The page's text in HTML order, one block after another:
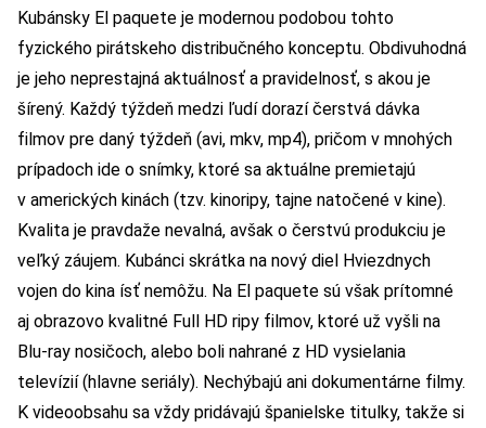
Kubánsky El paquete je modernou podobou tohto
fyzického pirátskeho distribučného konceptu. Obdivuhodná
je jeho neprestajná aktuálnosť a pravidelnosť, s akou je
šírený. Každý týždeň medzi ľudí dorazí čerstvá dávka
filmov pre daný týždeň (avi, mkv, mp4), pričom v mnohých
prípadoch ide o snímky, ktoré sa aktuálne premietajú
v amerických kinách (tzv. kinoripy, tajne natočené v kine).
Kvalita je pravdaže nevalná, avšak o čerstvú produkciu je
veľký záujem. Kubánci skrátka na nový diel Hviezdnych
vojen do kina ísť nemôžu. Na El paquete sú však prítomné
aj obrazovo kvalitné Full HD ripy filmov, ktoré už vyšli na
Blu-ray nosičoch, alebo boli nahrané z HD vysielania
televízií (hlavne seriály). Nechýbajú ani dokumentárne filmy.
K videoobsahu sa vždy pridávajú španielske titulky, takže si